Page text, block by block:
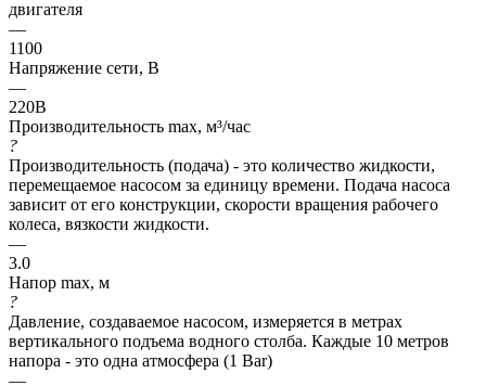
двигателя
—
1100
Напряжение сети, В
—
220В
Производительность max, м³/час
?
Производительность (подача) - это количество жидкости,
перемещаемое насосом за единицу времени. Подача насоса
зависит от его конструкции, скорости вращения рабочего
колеса, вязкости жидкости.
—
3.0
Напор max, м
?
Давление, создаваемое насосом, измеряется в метрах
вертикального подъема водного столба. Каждые 10 метров
напора - это одна атмосфера (1 Bar)
—